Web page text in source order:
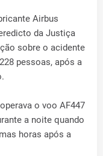
Airbus
da Justiça
sobre o acidente
pessoas, após a
o voo AF447
a noite quando
horas após a